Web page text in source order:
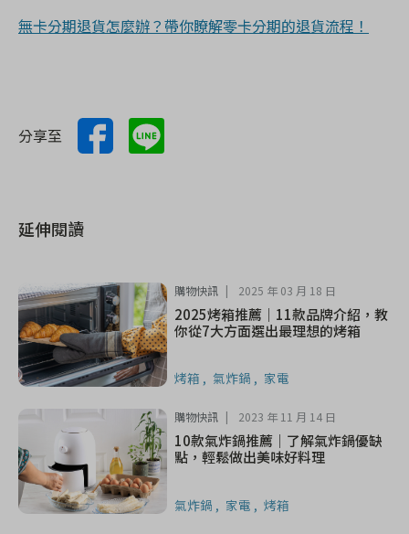
無卡分期退貨怎麼辦？帶你瞭解零卡分期的退貨流程！
分享至
延伸閱讀
購物快訊 2025 年 03 月 18 日
2025烤箱推薦｜11款品牌介紹，教
你從7大方面選出最理想的烤箱
烤箱 氣炸鍋 家電
購物快訊 2023 年 11 月 14 日
10款氣炸鍋推薦｜了解氣炸鍋優缺
點，輕鬆做出美味好料理
氣炸鍋 家電 烤箱